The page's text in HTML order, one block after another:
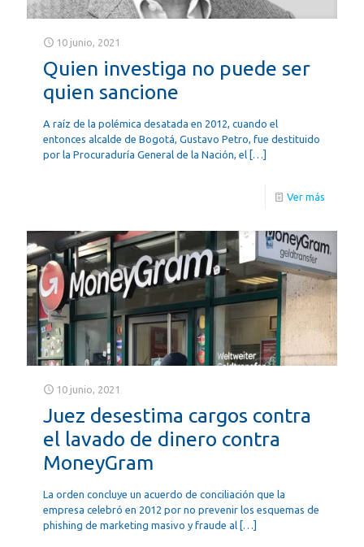
10 junio, 2021
Quien investiga no puede ser
quien sancione
A raíz de la polémica desatada en 2012, cuando el
entonces alcalde de Bogotá, Gustavo Petro, fue destituido
por la Procuraduría General de la Nación, el […]
Ver más
10 junio, 2021
Juez desestima cargos contra
el lavado de dinero contra
MoneyGram
La orden concluye un acuerdo de conciliación que la
empresa celebró en 2012 por no prevenir los esquemas de
phishing de marketing masivo y fraude al […]